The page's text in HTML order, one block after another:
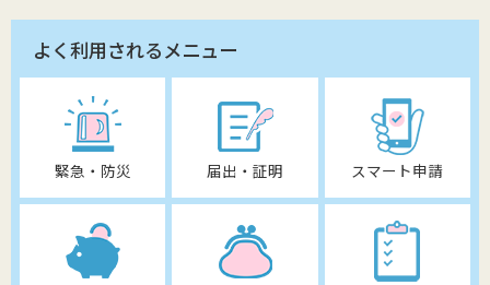
よく利用されるメニュー
緊急・防災 届出・証明 スマート申請